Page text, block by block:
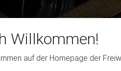
Willkommen!
auf der Homepage der